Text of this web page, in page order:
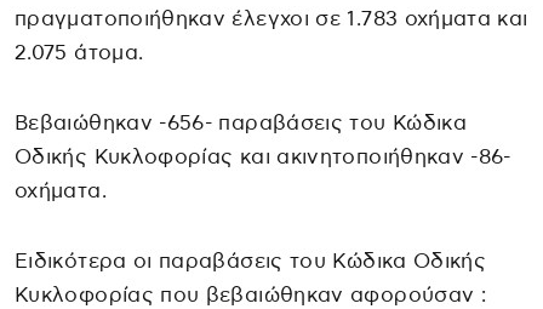
πραγματοποιήθηκαν έλεγχοι σε 1.783 οχήματα και
2.075 άτομα.
Βεβαιώθηκαν -656- παραβάσεις του Κώδικα
Οδικής Κυκλοφορίας και ακινητοποιήθηκαν -86-
οχήματα.
Ειδικότερα οι παραβάσεις του Κώδικα Οδικής
Κυκλοφορίας που βεβαιώθηκαν αφορούσαν :